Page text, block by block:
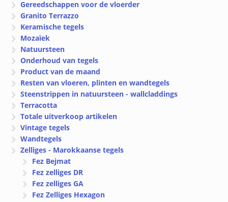
Gereedschappen voor de vloerder
Granito Terrazzo
Keramische tegels
Mozaïek
Natuursteen
Onderhoud van tegels
Product van de maand
Resten van vloeren, plinten en wandtegels
Steenstrippen in natuursteen - wallcladdings
Terracotta
Totale uitverkoop artikelen
Vintage tegels
Wandtegels
Zelliges - Marokkaanse tegels
Fez Bejmat
Fez zelliges DR
Fez zelliges GA
Fez Zelliges Hexagon